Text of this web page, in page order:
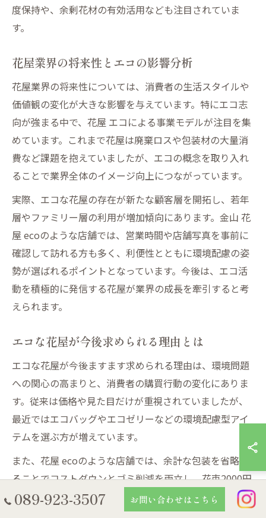
度保持や、余剰花材の有効活用なども注目されていま
す。
花屋業界の将来性とエコの影響分析
花屋業界の将来性については、消費者の生活スタイルや
価値観の変化が大きな影響を与えています。特にエコ志
向が強まる中で、花屋 エコによる事業モデルが注目を集
めています。これまで花屋は廃棄ロスや包装材の大量消
費など課題を抱えていましたが、エコの概念を取り入れ
ることで業界全体のイメージ向上につながっています。
実際、エコな花屋の存在が新たな顧客層を開拓し、若年
層やファミリー層の利用が増加傾向にあります。金山 花
屋 ecoのような店舗では、営業時間や店舗写真を事前に
確認して訪れる方も多く、利便性とともに環境配慮の姿
勢が選ばれるポイントとなっています。今後は、エコ活
動を積極的に発信する花屋が業界の成長を牽引すると考
えられます。
エコな花屋が今後求められる理由とは
エコな花屋が今後ますます求められる理由は、環境問題
への関心の高まりと、消費者の購買行動の変化にありま
す。従来は価格や見た目だけが重視されていましたが、
最近ではエコバッグやエコゼリーなどの環境配慮型アイ
テムを選ぶ方が増えています。
また、花屋 ecoのような店舗では、余計な包装を省略す
ることでコストダウンとゴミ削減を両立し、花束2000円
分でも十分なボリューム感を実現しています。エコな取
り組みは、花屋のイメージアップだけでなく、贈り物と
089-923-3507 お問い合わせはこちら